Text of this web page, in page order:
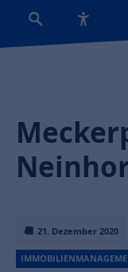
21. Dezember 2020